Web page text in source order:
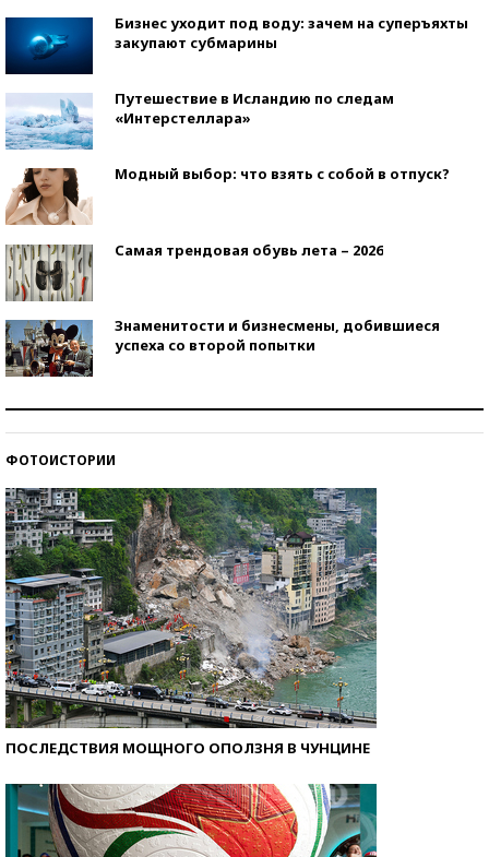
Бизнес уходит под воду: зачем на суперъяхты
закупают субмарины
Путешествие в Исландию по следам
«Интерстеллара»
Модный выбор: что взять с собой в отпуск?
Самая трендовая обувь лета – 2026
Знаменитости и бизнесмены, добившиеся
успеха со второй попытки
ФОТОИСТОРИИ
ПОСЛЕДСТВИЯ МОЩНОГО ОПОЛЗНЯ В ЧУНЦИНЕ